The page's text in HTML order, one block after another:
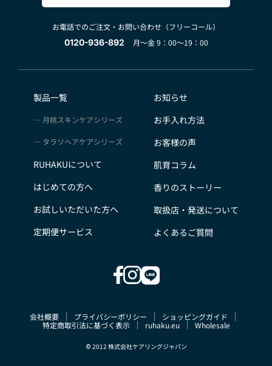
お電話でのご注文・お問い合わせ（フリーコール）
0120-936-892
月～金 9：00～19：00
製品一覧
月桃スキンケアシリーズ
タラソヘアケアシリーズ
RUHAKUについて
はじめての方へ
お試しいただいた方へ
定期便サービス
お知らせ
お手入れ方法
お客様の声
肌育コラム
香りのストーリー
取扱店・発送について
よくあるご質問
会社概要 プライバシーポリシー
ショッピングガイド
特定商取引法に基づく表示
ruhaku.eu Wholesale
© 2012 株式会社ケアリングジャパン